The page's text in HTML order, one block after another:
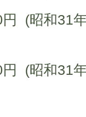
(昭和31
(昭和31